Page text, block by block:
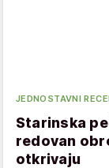
JEDNOSTAVNI
Starinska
redovan
otkrivaju